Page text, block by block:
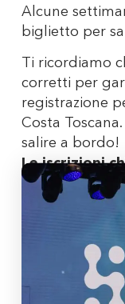
Alcune
biglietto per
Ti ricordiamo
corretti per
registrazione
Costa
salire a bordo!
Le iscrizioni